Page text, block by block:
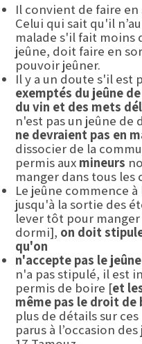
Il convient de faire
Celui qui sait qu'il
malade s'il fait moins
jeûne, doit faire en
pouvoir jeûner.
Il y a un doute s'il est
exemptés du jeûne
du vin et des mets
n'est pas un jeûne de
ne devraient pas en
dissocier de la
permis aux mineurs
manger dans tous les
Le jeûne commence
jusqu'à la sortie des
lever tôt pour
dormi], on doit
qu'on
n'accepte pas le
n'a pas stipulé, il est
permis de boire [et
même pas le droit de
plus de détails sur
parus à l’occasion